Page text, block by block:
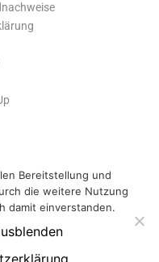
dir alle Tools bietet um deine
Bereitstellung und
die weitere Nutzung
damit einverstanden.